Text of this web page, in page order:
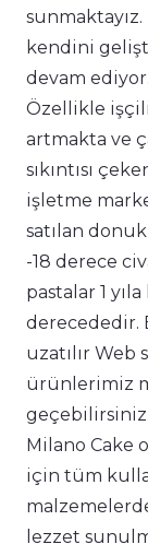
kendini
devam
Özellikle
artmakta ve
sıkıntısı
işletme
satılan
-18 derece
pastalar 1
derecededir.
uzatılır Web
ürünlerimiz
geçebilirsiniz.
Milano Cake
için tüm
lezzet